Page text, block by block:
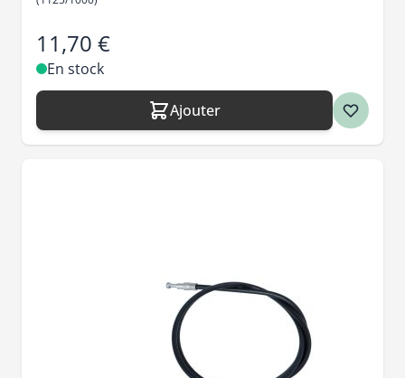
11,70 €
En stock
Ajouter